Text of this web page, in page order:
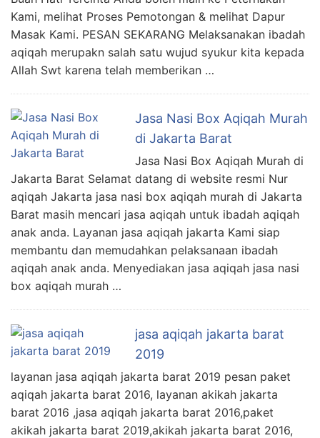
Kami, melihat Proses Pemotongan & melihat Dapur
Masak Kami. PESAN SEKARANG Melaksanakan ibadah
aqiqah merupakn salah satu wujud syukur kita kepada
Allah Swt karena telah memberikan …
Jasa Nasi Box Aqiqah Murah
di Jakarta Barat
Jasa Nasi Box Aqiqah Murah di
Jakarta Barat Selamat datang di website resmi Nur
aqiqah Jakarta jasa nasi box aqiqah murah di Jakarta
Barat masih mencari jasa aqiqah untuk ibadah aqiqah
anak anda. Layanan jasa aqiqah jakarta Kami siap
membantu dan memudahkan pelaksanaan ibadah
aqiqah anak anda. Menyediakan jasa aqiqah jasa nasi
box aqiqah murah …
jasa aqiqah jakarta barat
2019
layanan jasa aqiqah jakarta barat 2019 pesan paket
aqiqah jakarta barat 2016, layanan akikah jakarta
barat 2016 ,jasa aqiqah jakarta barat 2016,paket
akikah jakarta barat 2019,akikah jakarta barat 2016,